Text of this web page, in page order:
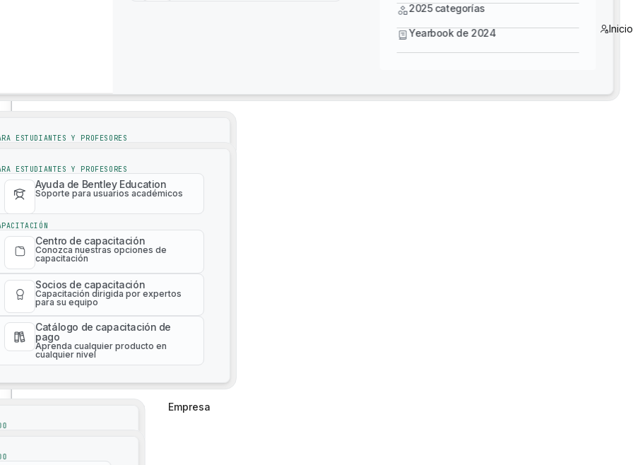
ESTUDIANTES Y PROFESORES
Conozca nuestras opciones de
capacitación
Socios de capacitación
Capacitación dirigida por expertos
para su equipo
Catálogo de capacitación de
pago
Aprenda cualquier producto en
cualquier nivel
2025 categorías
Yearbook de 2024
ESTUDIANTES Y PROFESORES
Ayuda de Bentley Education
Soporte para usuarios académicos
Centro de capacitación
Conozca nuestras opciones de
capacitación
Socios de capacitación
Capacitación dirigida por expertos
para su equipo
Catálogo de capacitación de
pago
Aprenda cualquier producto en
cualquier nivel
Empresa
4M Analytics
5 Star Training - Diseñe con más inteligencia:
Malla de realidad 3D bajo demanda